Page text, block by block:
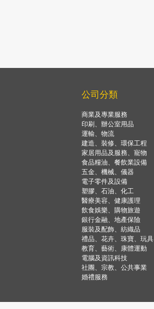
公司分類
商業及專業服務
印刷、辦公室用品
運輸、物流
建造、裝修、環保工程
家居用品及服務、寵物
食品糧油、餐飲業設備
五金、機械、儀器
電子零件及設備
塑膠、石油、化工
醫療美容、健康護理
飲食娛樂、購物旅遊
銀行金融、地產保險
服裝及配飾、紡織品
禮品、花卉、珠寶、玩具
教育、藝術、康體運動
電腦及資訊科技
社團、宗教、公共事業
婚禮服務